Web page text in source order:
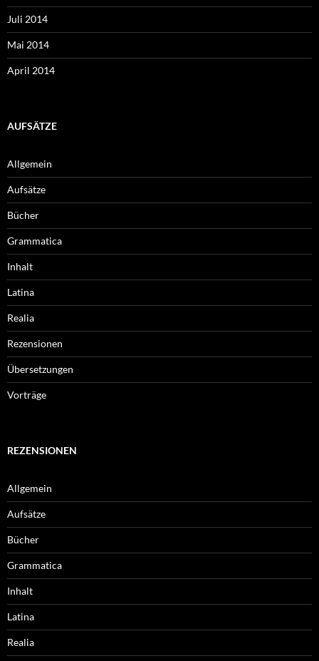
Juli 2014
Mai 2014
April 2014
AUFSÄTZE
Allgemein
Aufsätze
Bücher
Grammatica
Inhalt
Latina
Realia
Rezensionen
Übersetzungen
Vorträge
REZENSIONEN
Allgemein
Aufsätze
Bücher
Grammatica
Inhalt
Latina
Realia